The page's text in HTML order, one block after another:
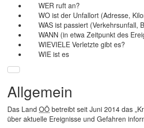
WER ruft an?
WO ist der Unfallort (Adresse,
WAS ist passiert (Verkehrsunfall,
WANN (in etwa Zeitpunkt des
WIEVIELE Verletzte gibt es?
WIE ist es
Allgemein
Das Land OÖ betreibt seit Juni 2014 das
über aktuelle Ereignisse und Gefahren